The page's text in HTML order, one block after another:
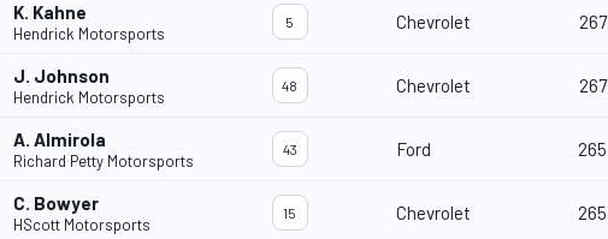
K. Kahne
Hendrick Motorsports
5 Chevrolet 267
J. Johnson
Hendrick Motorsports
48 Chevrolet 267
A. Almirola
Richard Petty Motorsports
43 Ford 265
C. Bowyer
HScott Motorsports
15 Chevrolet 265